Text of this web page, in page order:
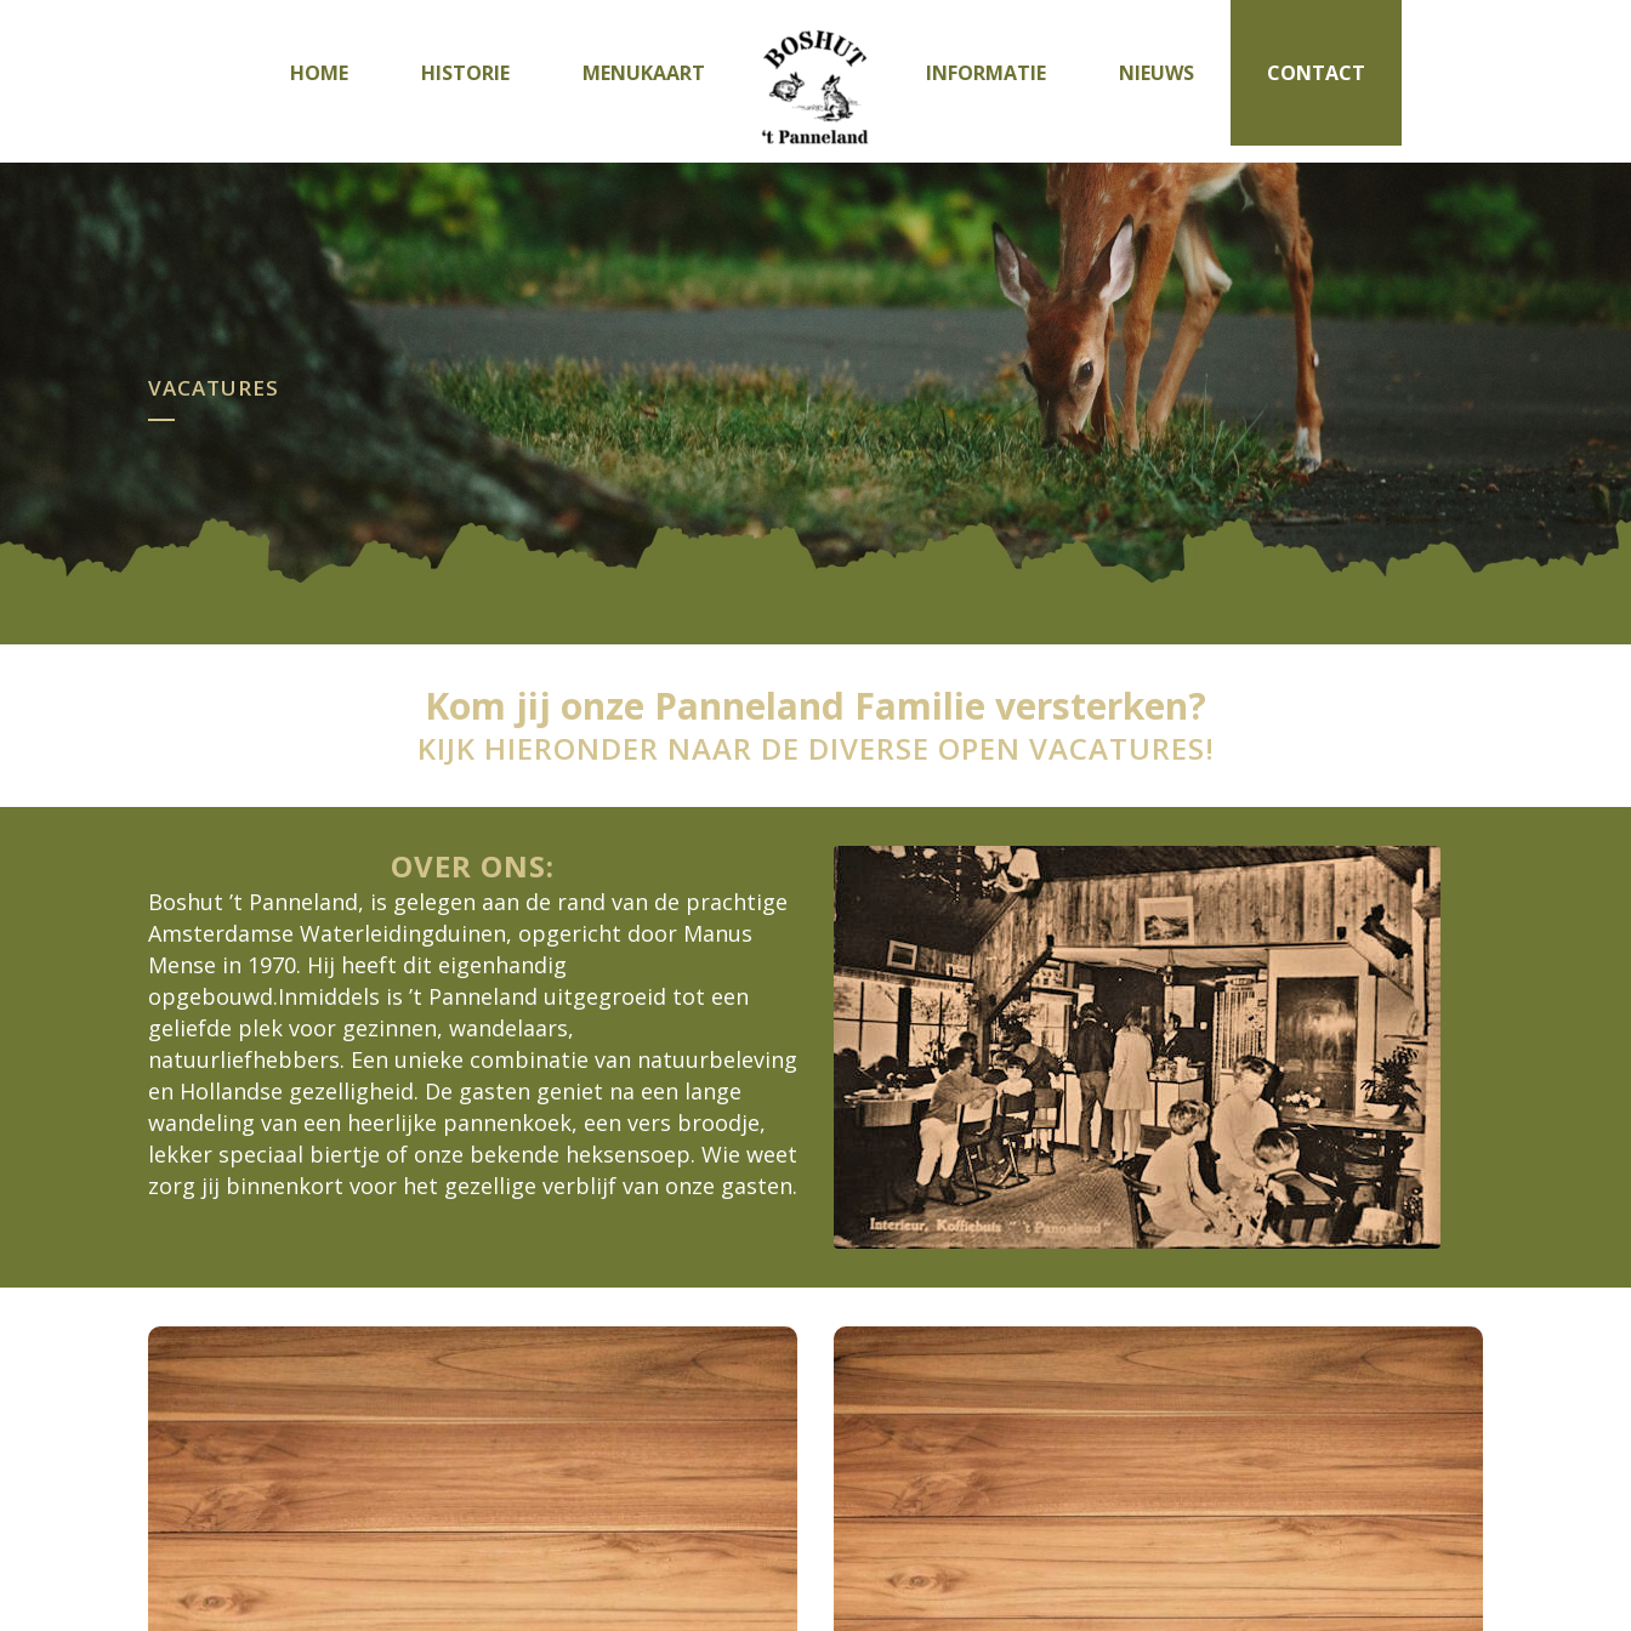
HOME HISTORIE MENUKAART INFORMATIE NIEUWS CONTACT
VACATURES
Kom jij onze Panneland Familie versterken?
KIJK HIERONDER NAAR DE DIVERSE OPEN VACATURES!
OVER ONS:
Boshut ’t Panneland, is gelegen aan de rand van de prachtige
Amsterdamse Waterleidingduinen, opgericht door Manus
Mense in 1970. Hij heeft dit eigenhandig
opgebouwd.Inmiddels is ’t Panneland uitgegroeid tot een
geliefde plek voor gezinnen, wandelaars,
natuurliefhebbers. Een unieke combinatie van natuurbeleving
en Hollandse gezelligheid. De gasten geniet na een lange
wandeling van een heerlijke pannenkoek, een vers broodje,
lekker speciaal biertje of onze bekende heksensoep. Wie weet
zorg jij binnenkort voor het gezellige verblijf van onze gasten.
VACATURE: MEDEWERKER
BEDIENING
Locatie:
Vogelenzangseduinweg 4, 2114 AS Vogelenzang
Openingstijden:
Woensdag t/m maandag, 9:00 – 20:00
(woensdag tot 22:00)
Dienstverband:
Fulltime of parttime (minimaal 2
weekdagen en 1 weekenddag)
VACATUREN AFWASHELD
Locatie:
Vogelenzangseduinweg 4, 2114 AS Vogelenzang
Openingstijden:
Woensdag t/m maandag, 9:00 – 20:00
(woensdag tot 22:00)
Dienstverband:
oproepkracht
Leeftijd:
vanaf 16 jaar
Wij zoeken:
Een enthousiaste, spontane collega met een positieve
instelling. Ervaring niet vereist.